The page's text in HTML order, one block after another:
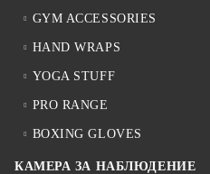
GYM ACCESSORIES
HAND WRAPS
YOGA STUFF
PRO RANGE
BOXING GLOVES
КАМЕРА ЗА НАБЛЮДЕНИЕ